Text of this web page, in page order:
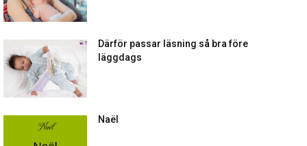
Därför passar läsning så bra före
läggdags
Naël